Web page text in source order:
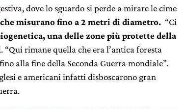
dove lo sguardo si perde a mirare le cime
misurano fino a 2 metri di diametro. “Ci
una delle zone più protette della
“Qui rimane quella che era l’antica foresta
alla fine della Seconda Guerra mondiale”.
e americani infatti disboscarono gran